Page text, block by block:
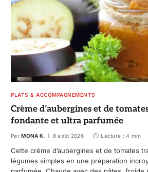
PLATS & ACCOMPAGNEMENTS
Crème d’aubergines et de
fondante et ultra parfumée
Par MONA K. 8 août 2026 Lecture : 4 min
Cette crème d’aubergines et de tomates
légumes simples en une préparation